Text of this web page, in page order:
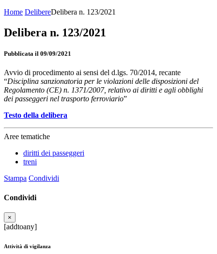
Home DelibereDelibera n. 123/2021
Delibera n. 123/2021
Pubblicata il 09/09/2021
Avvio di procedimento ai sensi del d.lgs. 70/2014, recante
“Disciplina sanzionatoria per le violazioni delle disposizioni del
Regolamento (CE) n. 1371/2007, relativo ai diritti e agli obblighi
dei passeggeri nel trasporto ferroviario”
Testo della delibera
Aree tematiche
diritti dei passeggeri
treni
Stampa Condividi
Condividi
×
[addtoany]
Attività di vigilanza